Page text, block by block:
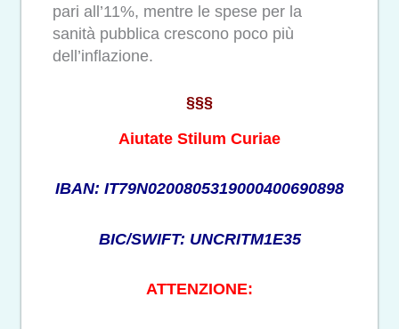
pari all’11%, mentre le spese per la
sanità pubblica crescono poco più
dell’inflazione.
§§§
Aiutate Stilum Curiae
IBAN: IT79N0200805319000400690898
BIC/SWIFT: UNCRITM1E35
ATTENZIONE: